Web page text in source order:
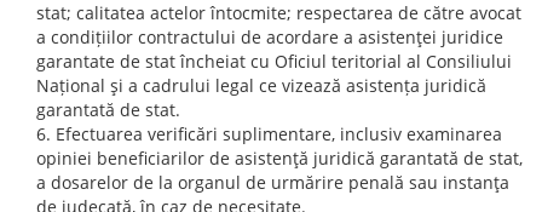
stat; calitatea actelor întocmite; respectarea de către avocat
a condițiilor contractului de acordare a asistenţei juridice
garantate de stat încheiat cu Oficiul teritorial al Consiliului
Național şi a cadrului legal ce vizează asistența juridică
garantată de stat.
Efectuarea verificări suplimentare, inclusiv examinarea
opiniei beneficiarilor de asistenţă juridică garantată de stat,
a dosarelor de la organul de urmărire penală sau instanţa
de judecată, în caz de necesitate.